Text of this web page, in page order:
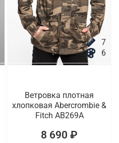
7
6
Ветровка плотная
хлопковая Abercrombie &
Fitch AB269A
8 690 ₽